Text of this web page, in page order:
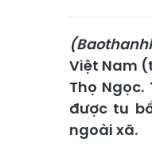
Việt Nam
Thọ
được tu
ngoài xã.